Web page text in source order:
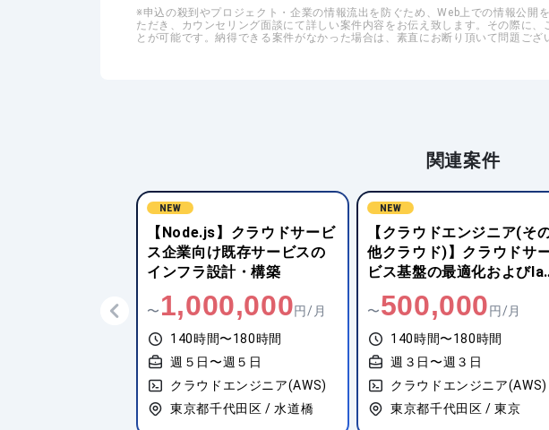
申込の殺到やプロジェクト・企業の情報流出を防ぐため、Web上での情報公開
ただき、カウンセリング面談にて詳しい案件内容をお伝え致します。その際に
とが可能です。納得できる案件がなかった場合は、素直にお断り頂いて問題ござ
関連案件
NEW
【クラウドエンジニア(その
他クラウド)】クラウドサー
ビス基盤の最適化およびIaC
推進
〜 500,000円/月
140時間〜180時間
週３日〜週３日
クラウドエンジニア(AWS)
東京都千代田区 / 東京
NEW
【Python(Web開発系)】
極駐車場オンライン契約サ
ービスの開発・運用
〜1,000,000円/月
140時間〜180時間
週５日〜週５日
クラウドエンジニア(AWS)
東京都中央区 / 人形町